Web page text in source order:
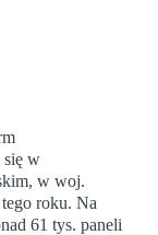
się w
w woj.
roku. Na
61 tys. paneli